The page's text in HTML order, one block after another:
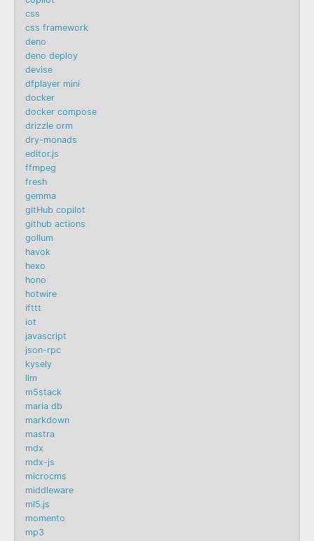
css
css framework
deno
deno deploy
devise
dfplayer mini
docker
docker compose
drizzle orm
dry-monads
editor.js
ffmpeg
fresh
gemma
gitHub copilot
github actions
gollum
havok
hexo
hono
hotwire
ifttt
iot
javascript
json-rpc
kysely
llm
m5stack
maria db
markdown
mastra
mdx
mdx-js
microcms
middleware
ml5.js
momento
mp3